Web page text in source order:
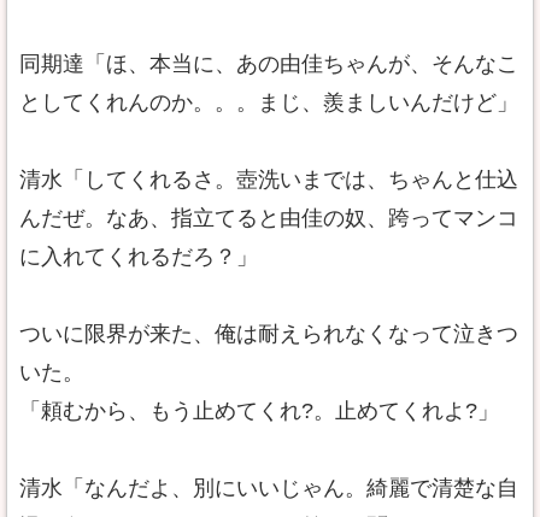
同期達「ほ、本当に、あの由佳ちゃんが、そんなこ
としてくれんのか。。。まじ、羨ましいんだけど」
清水「してくれるさ。壺洗いまでは、ちゃんと仕込
んだぜ。なあ、指立てると由佳の奴、跨ってマンコ
に入れてくれるだろ？」
ついに限界が来た、俺は耐えられなくなって泣きつ
いた。
「頼むから、もう止めてくれ?。止めてくれよ?」
清水「なんだよ、別にいいじゃん。綺麗で清楚な自